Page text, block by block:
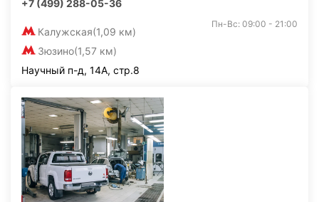
+7 (499) 288-05-36
Калужская(1,09 км)
Зюзино(1,57 км)
Пн-Вс: 09:00 - 21:00
Научный п-д, 14А, стр.8